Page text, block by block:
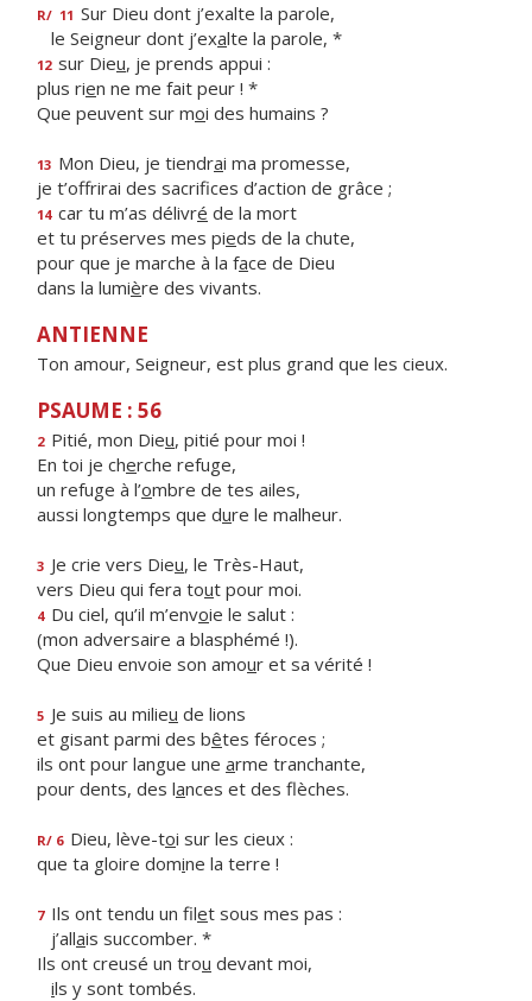
R/ 11 Sur Dieu dont j’exalte la parole,
le Seigneur dont j’exalte la parole, *
12 sur Dieu, je prends appui :
plus rien ne me fait peur ! *
Que peuvent sur moi des humains ?
13 Mon Dieu, je tiendrai ma promesse,
je t’offrirai des sacrifces d’action de grâce ;
14 car tu m’as délivré de la mort
et tu préserves mes pieds de la chute,
pour que je marche à la face de Dieu
dans la lumière des vivants.
ANTIENNE
Ton amour, Seigneur, est plus grand que les cieux.
PSAUME : 56
2 Pitié, mon Dieu, pitié pour moi !
En toi je cherche refuge,
un refuge à l’ombre de tes ailes,
aussi longtemps que dure le malheur.
3 Je crie vers Dieu, le Très-Haut,
vers Dieu qui fera tout pour moi.
4 Du ciel, qu’il m’envoie le salut :
(mon adversaire a blasphémé !).
Que Dieu envoie son amour et sa vérité !
5 Je suis au milieu de lions
et gisant parmi des bêtes féroces ;
ils ont pour langue une arme tranchante,
pour dents, des lances et des flèches.
R/ 6 Dieu, lève-toi sur les cieux :
que ta gloire domine la terre !
7 Ils ont tendu un filet sous mes pas :
j’allais succomber. *
Ils ont creusé un trou devant moi,
ils y sont tombés.